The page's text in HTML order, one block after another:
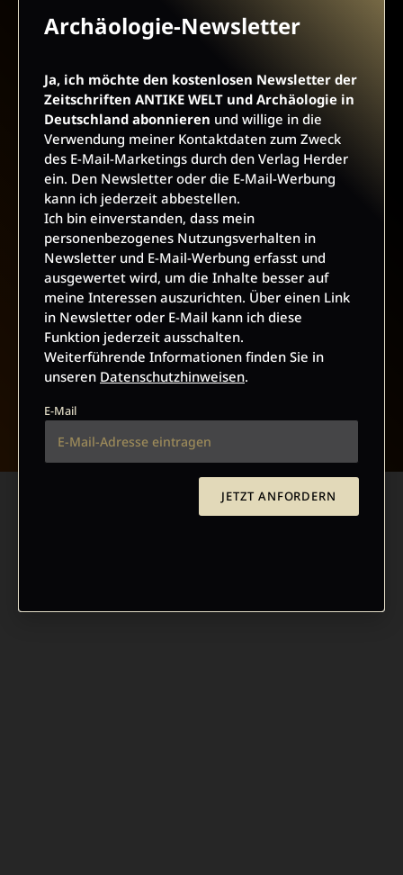
AGB UND WIDERRUFSBELEHRUNG DATENSCHUTZ
VERTRAG WIDERRUFEN
ABO ONLINE KÜNDIGEN
Archäologie-Newsletter
Ja, ich möchte den kostenlosen Newsletter der
Zeitschriften ANTIKE WELT und Archäologie in
Deutschland abonnieren und willige in die
Verwendung meiner Kontaktdaten zum Zweck
des E-Mail-Marketings durch den Verlag Herder
ein. Den Newsletter oder die E-Mail-Werbung
kann ich jederzeit abbestellen.
Ich bin einverstanden, dass mein
personenbezogenes Nutzungsverhalten in
Newsletter und E-Mail-Werbung erfasst und
ausgewertet wird, um die Inhalte besser auf
meine Interessen auszurichten. Über einen Link
in Newsletter oder E-Mail kann ich diese
Funktion jederzeit ausschalten.
Weiterführende Informationen finden Sie in
unseren Datenschutzhinweisen.
E-Mail
JETZT ANFORDERN